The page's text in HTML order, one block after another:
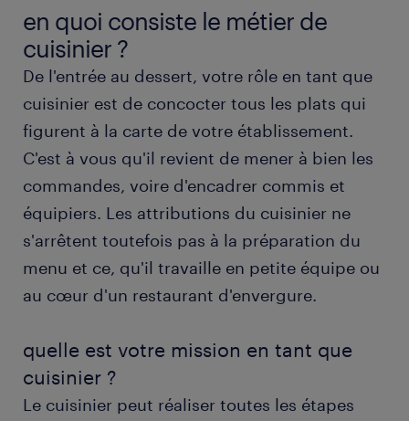
types de postes de cuisinier.
travailler en tant que cuisinier.
obtenir un poste de cuisinier avec randstad.
formation et compétences.
FAQs.
en quoi consiste le métier de
cuisinier ?
De l'entrée au dessert, votre rôle en tant que
cuisinier est de concocter tous les plats qui
figurent à la carte de votre établissement.
C'est à vous qu'il revient de mener à bien les
commandes, voire d'encadrer commis et
équipiers. Les attributions du cuisinier ne
s'arrêtent toutefois pas à la préparation du
menu et ce, qu'il travaille en petite équipe ou
au cœur d'un restaurant d'envergure.
quelle est votre mission en tant que
cuisinier ?
Le cuisinier peut réaliser toutes les étapes